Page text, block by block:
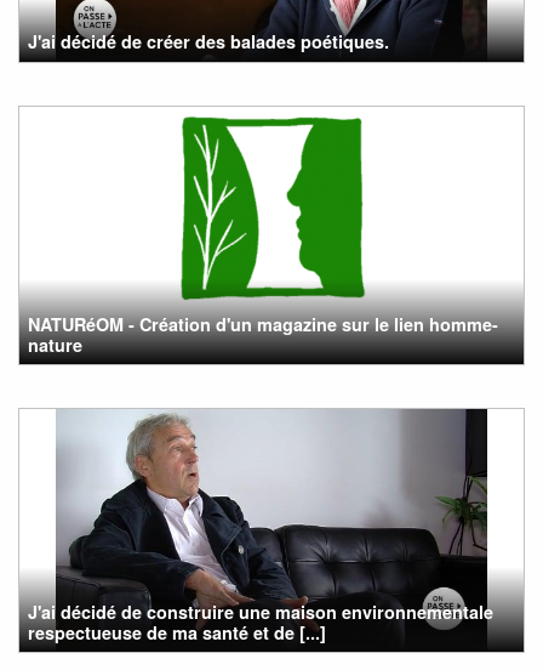
J'ai décidé de créer des balades poétiques.
NATURéOM - Création d'un magazine sur le lien homme-
nature
J'ai décidé de construire une maison environnementale
respectueuse de ma santé et de [...]